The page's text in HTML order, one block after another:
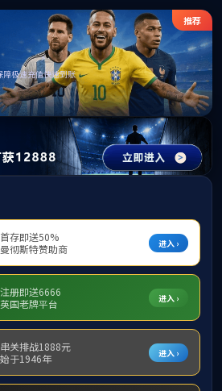
)集团官网 - PlayAce
码下载附件